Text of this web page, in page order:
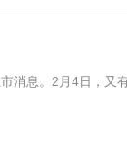
消息。2月4日，又